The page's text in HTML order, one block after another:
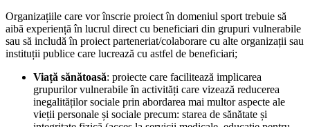
Organizațiile care vor înscrie proiect în domeniul sport trebuie să
aibă experiență în lucrul direct cu beneficiari din grupuri vulnerabile
sau să includă în proiect parteneriat/colaborare cu alte organizații sau
instituții publice care lucrează cu astfel de beneficiari;
Viață sănătoasă: proiecte care facilitează implicarea
grupurilor vulnerabile în activități care vizează reducerea
inegalităților sociale prin abordarea mai multor aspecte ale
vieții personale și sociale precum: starea de sănătate și